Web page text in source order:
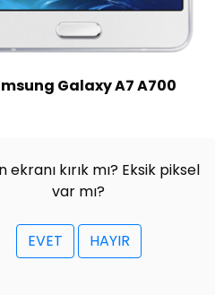
Galaxy A7 A700
ekranı kırık mı? Eksik piksel
var mı?
EVET HAYIR